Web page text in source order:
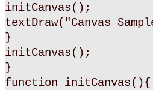
initCanvas();
textDraw("Canvas
}
initCanvas();
}
function initCanvas(){